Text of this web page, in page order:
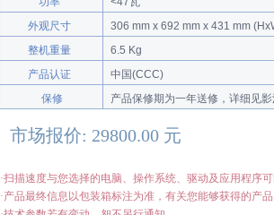
外观尺寸
306 mm x 692 mm x 431 mm
整机重量
6.5 Kg
产品认证
中国(CCC)
保修
产品保修期为一年送修，详细见
市场报价: 29800.00 元
·扫描速度与您选择的电脑、操作系统、驱动及应用程序可
·产品最终信息以包装箱标注为准，有关您能够获得的产